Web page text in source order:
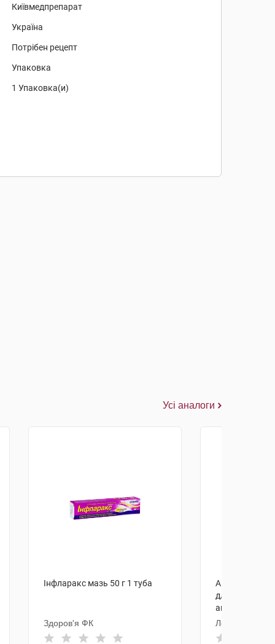
Київмедпрепарат
Україна
Потрібен рецепт
Упаковка
1 Упаковка(и)
Усі аналоги
Інфларакс мазь 50 г 1 туба
Здоров'я ФК
Амікацину
для ін'єкцій
ампула
Лекхім-Харків